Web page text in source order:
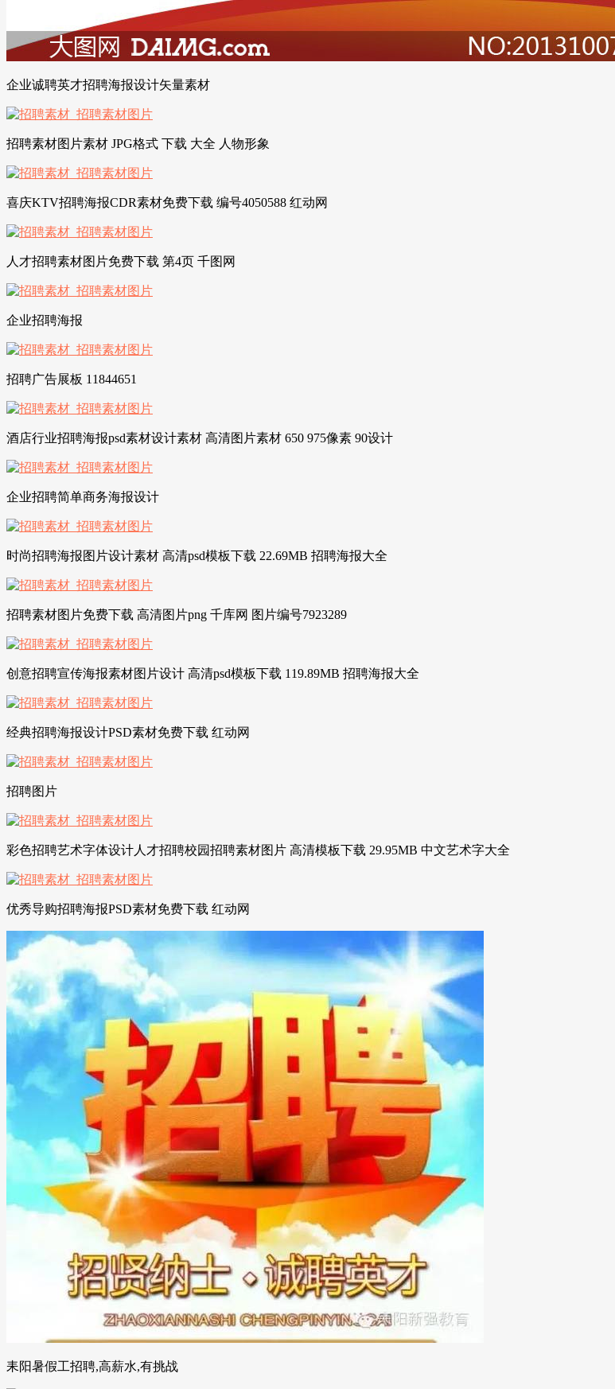
企业诚聘英才招聘海报设计矢量素材
招聘素材图片素材 JPG格式 下载 大全 人物形象
喜庆KTV招聘海报CDR素材免费下载 编号4050588 红动网
人才招聘素材图片免费下载 第4页 千图网
企业招聘海报
招聘广告展板 11844651
酒店行业招聘海报psd素材设计素材 高清图片素材 650 975像素 90设计
企业招聘简单商务海报设计
时尚招聘海报图片设计素材 高清psd模板下载 22.69MB 招聘海报大全
招聘素材图片免费下载 高清图片png 千库网 图片编号7923289
创意招聘宣传海报素材图片设计 高清psd模板下载 119.89MB 招聘海报大全
经典招聘海报设计PSD素材免费下载 红动网
招聘图片
彩色招聘艺术字体设计人才招聘校园招聘素材图片 高清模板下载 29.95MB 中文艺术字大全
优秀导购招聘海报PSD素材免费下载 红动网
耒阳暑假工招聘,高薪水,有挑战